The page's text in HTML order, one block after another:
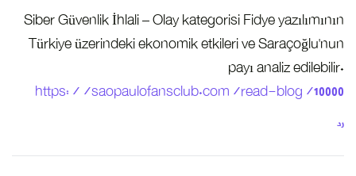
Siber Güvenlik İhlali – Olay kategorisi Fidye yazılımının
Türkiye üzerindeki ekonomik etkileri ve Saraçoğlu’nun
payı analiz edilebilir.
https://saopaulofansclub.com/read-blog/10000
رد